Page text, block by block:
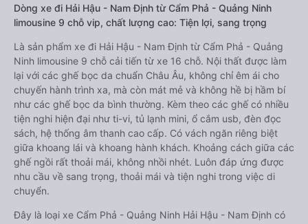
Dòng xe đi Hải Hậu - Nam Định từ Cẩm Phả - Quảng Ninh
limousine 9 chỗ vip, chất lượng cao: Tiện lợi, sang trọng
Là sản phẩm xe đi Hải Hậu - Nam Định từ Cẩm Phả - Quảng
Ninh limousine 9 chỗ cải tiến từ xe 16 chỗ. Nội thất được làm
lại với các ghế bọc da chuẩn Châu Âu, không chỉ êm ái cho
chuyến hành trình xa, mà còn mát mẻ và không hề bị hầm bí
như các ghế bọc da bình thường. Kèm theo các ghế có nhiều
tiện nghi hiện đại như ti-vi, tủ lạnh mini, ổ cắm usb, đèn đọc
sách, hệ thống âm thanh cao cấp. Có vách ngăn riêng biệt
giữa khoang lái và khoang hành khách. Khoảng cách giữa các
ghế ngồi rất thoải mái, không nhồi nhét. Luôn đáp ứng được
nhu cầu về sang trọng, thoải mái và tiện nghi trong việc di
chuyển.
Đây là loại xe Cẩm Phả - Quảng Ninh Hải Hậu - Nam Định có